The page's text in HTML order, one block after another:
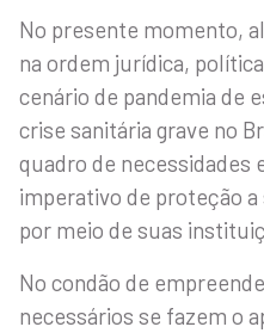
No presente momento,
na ordem jurídica,
cenário de pandemia de
crise sanitária grave no
quadro de necessidades
imperativo de proteção
por meio de suas
No condão de
necessários se fazem o